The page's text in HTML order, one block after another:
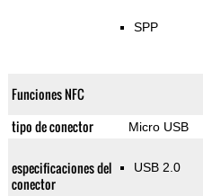
SPP
Funciones NFC
tipo de conector Micro USB
especificaciones del
conector
USB 2.0